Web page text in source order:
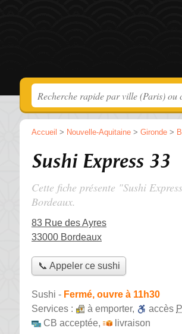
Accueil > Nouvelle-Aquitaine > Gironde >
Sushi Express 33
Cette fiche présente "Sushi
Bordeaux.
83 Rue des Ayres
33000 Bordeaux
📞 Appeler ce sushi
Sushi - Fermé, ouvre à 11h30
Services :
à emporter, accès
CB acceptée,
livraison